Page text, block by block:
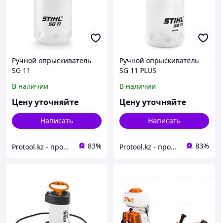
Ручной опрыскиватель
SG 11
В наличии
Цену уточняйте
Написать
Protool.kz - продажа электроинструмента, ручные строительные и садовые инструменты 83%
Ручной опрыскиватель
SG 11 PLUS
В наличии
Цену уточняйте
Написать
Protool.kz - продажа электроинструмента, ручные строительные и садовые инструменты 83%